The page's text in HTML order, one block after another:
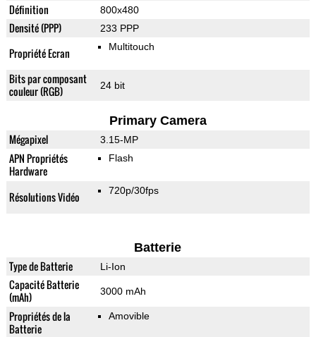
Définition 800x480
Densité (PPP) 233 PPP
Propriété Ecran Multitouch
Bits par composant
couleur (RGB)
24 bit
Primary Camera
Mégapixel 3.15-MP
APN Propriétés
Hardware
Flash
Résolutions Vidéo 720p/30fps
Batterie
Type de Batterie Li-Ion
Capacité Batterie
(mAh)
3000 mAh
Propriétés de la
Batterie
Amovible